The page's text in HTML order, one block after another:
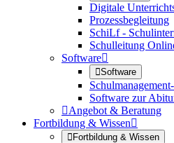
Digitale
Prozessbegleitung
SchiLf -
Schulleitung
Software
Software
Software zur
Angebot & Beratung
Fortbildung & Wissen
Fortbildung & Wissen